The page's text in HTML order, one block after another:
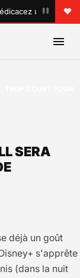
un titre à vos
SERA
déjà un goût
s'apprête
(dans la nuit